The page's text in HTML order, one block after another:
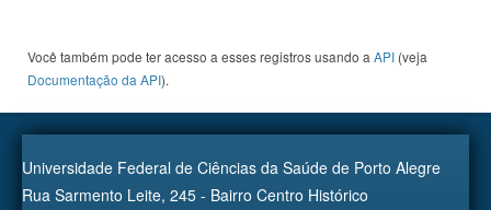
Você também pode ter acesso a esses registros usando a API (veja
Documentação da API).
Universidade Federal de Ciências da Saúde de Porto Alegre
Rua Sarmento Leite, 245 - Bairro Centro Histórico